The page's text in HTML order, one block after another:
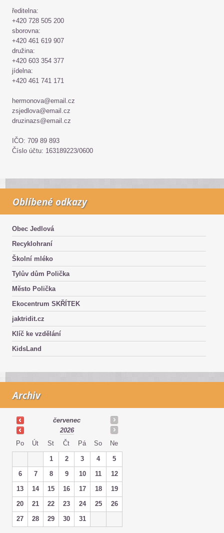
ředitelna:
+420 728 505 200
sborovna:
+420 461 619 907
družina:
+420 603 354 377
jídelna:
+420 461 741 171
hermonova@email.cz
zsjedlova@email.cz
druzinazs@email.cz
IČO: 709 89 893
Číslo účtu: 163189223/0600
Oblíbené odkazy
Obec Jedlová
Recyklohraní
Školní mléko
Tylův dům Polička
Město Polička
Ekocentrum SKŘÍTEK
jaktridit.cz
Klíč ke vzdělání
KidsLand
Archiv
červenec
2026
Po
Út St Čt Pá So Ne
1 2 3 4
5
6
7 8 9 10 11
12
13
14 15 16 17 18
19
20
21 22 23 24 25
26
27
28 29 30 31